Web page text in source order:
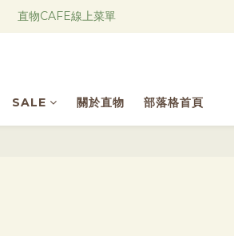
Notes 新品發售中！
直物CAFE線上菜單
SALE 關於直物 部落格首頁